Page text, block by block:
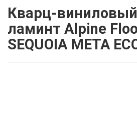
Кварц-виниловый
ламинт Alpine
SEQUOIA МЕТА